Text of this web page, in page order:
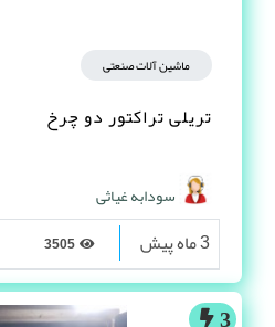
ماشین آلات صنعتی
تریلی تراکتور دو چرخ
سودابه غیاثی
3 ماه پیش
3